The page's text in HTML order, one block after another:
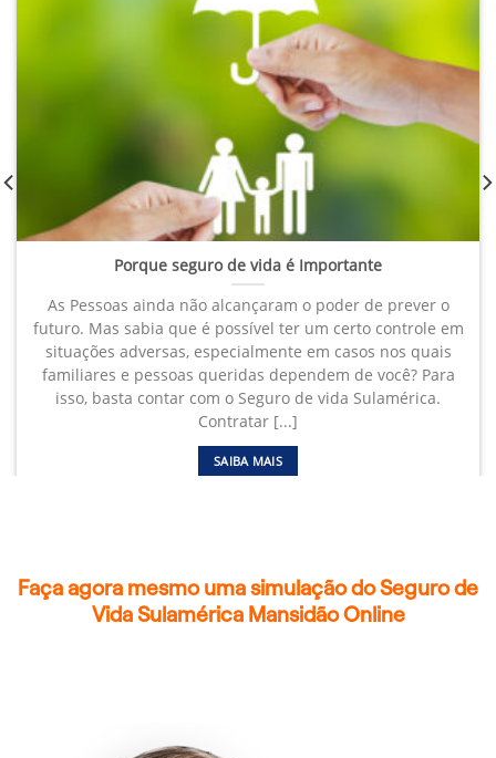
Porque seguro de vida é Importante
As Pessoas ainda não alcançaram o poder de prever o
futuro. Mas sabia que é possível ter um certo controle em
situações adversas, especialmente em casos nos quais
familiares e pessoas queridas dependem de você? Para
isso, basta contar com o Seguro de vida Sulamérica.
Contratar [...]
SAIBA MAIS
Faça agora mesmo uma simulação do Seguro de
Vida Sulamérica Mansidão Online